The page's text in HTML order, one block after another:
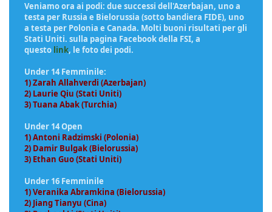
Veniamo ora ai podi: due successi dell'Azerbajan, uno a
testa per Russia e Bielorussia (sotto bandiera FIDE), uno
a testa per Polonia e Canada. Molti buoni risultati per gli
Stati Uniti. sulla pagina Facebook della FSI, a
questo link, le foto dei podi.
Under 14 Femminile:
1) Zarah Allahverdi (Azerbajan)
2) Laurie Qiu (Stati Uniti)
3) Tuana Abak (Turchia)
Under 14 Open
1) Antoni Radzimski (Polonia)
2) Damir Bulgak (Bielorussia)
3) Ethan Guo (Stati Uniti)
Under 16 Femminile
1) Veranika Abramkina (Bielorussia)
2) Jiang Tianyu (Cina)